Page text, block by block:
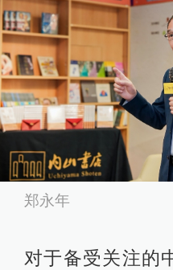
郑永年
对于备受关注的